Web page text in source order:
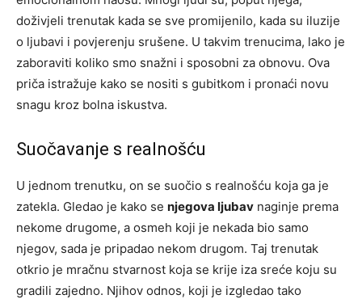
doživjeli trenutak kada se sve promijenilo, kada su iluzije
o ljubavi i povjerenju srušene. U takvim trenucima, lako je
zaboraviti koliko smo snažni i sposobni za obnovu. Ova
priča istražuje kako se nositi s gubitkom i pronaći novu
snagu kroz bolna iskustva.
Suočavanje s realnošću
U jednom trenutku, on se suočio s realnošću koja ga je
zatekla. Gledao je kako se njegova ljubav naginje prema
nekome drugome, a osmeh koji je nekada bio samo
njegov, sada je pripadao nekom drugom. Taj trenutak
otkrio je mračnu stvarnost koja se krije iza sreće koju su
gradili zajedno. Njihov odnos, koji je izgledao tako